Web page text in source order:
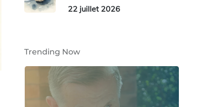
22 juillet 2026
Trending Now